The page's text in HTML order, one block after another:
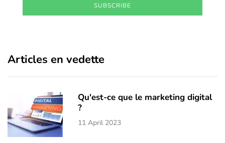
SUBSCRIBE
Articles en vedette
Qu'est-ce que le marketing digital
?
11 April 2023